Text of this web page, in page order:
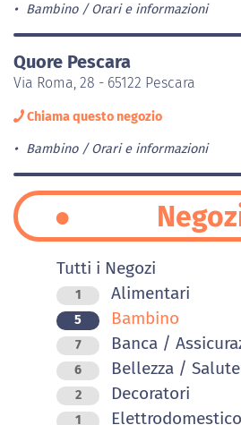
Bambino Orari e informazioni
Quore Pescara
Via Roma, 28 - 65122 Pescara
Chiama questo negozio
Bambino Orari e informazioni
Tutti i Negozi
1 Alimentari
5 Bambino
7 Banca /
6 Bellezza / Salute
2 Decoratori
1